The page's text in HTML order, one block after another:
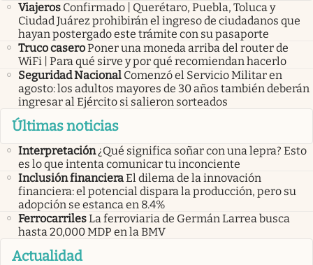
Viajeros Confirmado | Querétaro, Puebla, Toluca y
Ciudad Juárez prohibirán el ingreso de ciudadanos que
hayan postergado este trámite con su pasaporte
Truco caseroPoner una moneda arriba del router de
WiFi | Para qué sirve y por qué recomiendan hacerlo
Seguridad Nacional Comenzó el Servicio Militar en
agosto: los adultos mayores de 30 años también deberán
ingresar al Ejército si salieron sorteados
Últimas noticias
Interpretación ¿Qué significa soñar con una lepra? Esto
es lo que intenta comunicar tu inconciente
Inclusión financieraEl dilema de la innovación
financiera: el potencial dispara la producción, pero su
adopción se estanca en 8.4%
FerrocarrilesLa ferroviaria de Germán Larrea busca
hasta 20,000 MDP en la BMV
Actualidad